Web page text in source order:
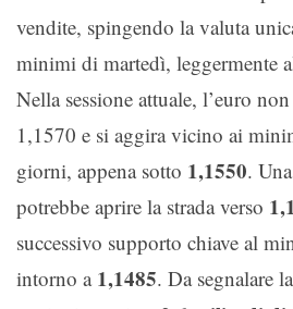
vendite, spingendo la valuta
minimi di martedì, leggermente
Nella sessione attuale, l’euro
1,1570 e si aggira vicino ai
giorni, appena sotto 1,1550.
potrebbe aprire la strada verso
successivo supporto chiave al
intorno a 1,1485. Da segnalare